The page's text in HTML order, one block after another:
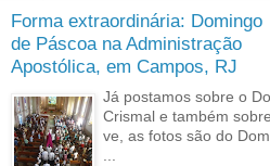
Forma extraordinária: Domingo
de Páscoa na Administração
Apostólica, em Campos, RJ
Já postamos sobre o
Crismal e também
ve, as fotos são do
...